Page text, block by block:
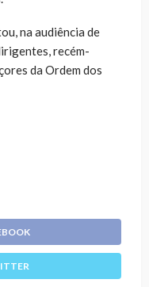
na audiência de
recém-
da Ordem dos